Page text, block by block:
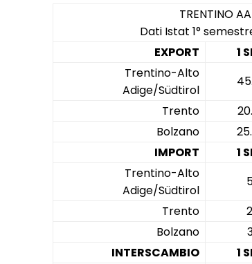
TRENTINO
Dati Istat 1°
EXPORT
1
Trentino-Alto
Adige/Südtirol
Trento
Bolzano
IMPORT
1
Trentino-Alto
Adige/Südtirol
Trento
Bolzano
INTERSCAMBIO
1